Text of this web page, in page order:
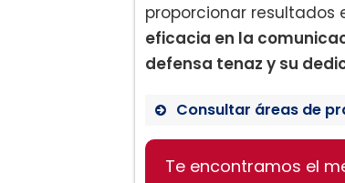
proporcionar resultados
eficacia en la
defensa tenaz y su
Consultar áreas de
Derecho de
Defensa de
Te encontramos el